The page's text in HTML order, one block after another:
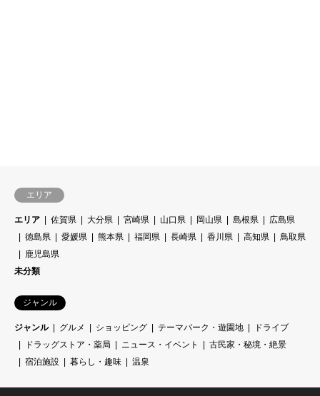
エリア
エリア 佐賀県 大分県 宮崎県 山口県 岡山県 島根県
広島県
徳島県
愛媛県 熊本県 福岡県 長崎県 香川県 高知県
鳥取県
鹿児島県
未分類
ジャンル
ジャンル グルメ ショッピング テーマパーク・遊園地
ドライブ
ドラッグストア・薬局
ニュース・イベント
古民家・秘境・絶景
宿泊施設
暮らし・趣味 温泉